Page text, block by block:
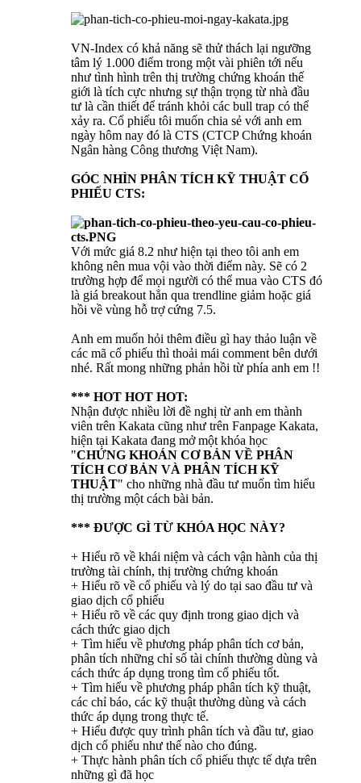
VN-Index có khả năng sẽ thử thách lại ngưỡng
tâm lý 1.000 điểm trong một vài phiên tới nếu
như tình hình trên thị trường chứng khoán thế
giới là tích cực nhưng sự thận trọng từ nhà đầu
tư là cần thiết để tránh khỏi các bull trap có thể
xảy ra. Cổ phiếu tôi muốn chia sẻ với anh em
ngày hôm nay đó là CTS (CTCP Chứng khoán
Ngân hàng Công thương Việt Nam).
GÓC NHÌN PHÂN TÍCH KỸ THUẬT CỔ
PHIẾU CTS:
Với mức giá 8.2 như hiện tại theo tôi anh em
không nên mua vội vào thời điểm này. Sẽ có 2
trường hợp để mọi người có thể mua vào CTS đó
là giá breakout hẳn qua trendline giảm hoặc giá
hồi về vùng hỗ trợ cứng 7.5.
Anh em muốn hỏi thêm điều gì hay thảo luận về
các mã cổ phiếu thì thoải mái comment bên dưới
nhé. Rất mong những phản hồi từ phía anh em !!
*** HOT HOT HOT:
Nhận được nhiều lời đề nghị từ anh em thành
viên trên Kakata cũng như trên Fanpage Kakata,
hiện tại Kakata đang mở một khóa học
"CHỨNG KHOÁN CƠ BẢN VỀ PHÂN
TÍCH CƠ BẢN VÀ PHÂN TÍCH KỸ
THUẬT" cho những nhà đầu tư muốn tìm hiểu
thị trường một cách bài bản.
*** ĐƯỢC GÌ TỪ KHÓA HỌC NÀY?
+ Hiểu rõ về khái niệm và cách vận hành của thị
trường tài chính, thị trường chứng khoán
+ Hiểu rõ về cổ phiếu và lý do tại sao đầu tư và
giao dịch cổ phiếu
+ Hiểu rõ về các quy định trong giao dịch và
cách thức giao dịch
+ Tìm hiểu về phương pháp phân tích cơ bản,
phân tích những chỉ số tài chính thường dùng và
cách thức áp dụng trong tìm cổ phiếu tốt.
+ Tìm hiểu về phương pháp phân tích kỹ thuật,
các chỉ báo, các kỹ thuật thường dùng và cách
thức áp dụng trong thực tế.
+ Hiểu được quy trình phân tích và đầu tư, giao
dịch cổ phiếu như thế nào cho đúng.
+ Thực hành phân tích cổ phiếu thực tế dựa trên
những gì đã học